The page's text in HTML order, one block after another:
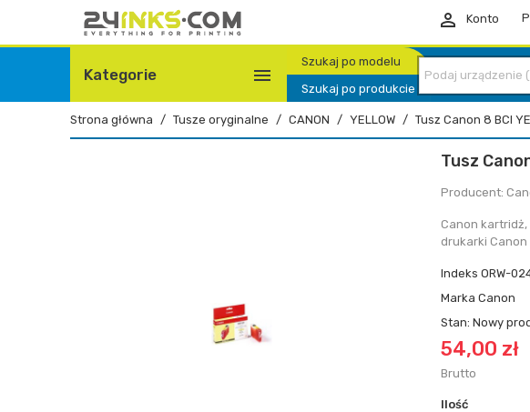
 Konto
Kategorie 
Szukaj po modelu
Szukaj po produkcie
Strona główna Tusze oryginalne CANON YELLOW Tusz Canon 8 BCI
Tusz
Producent:
Canon kartridż,
drukarki Canon
Indeks ORW-
Marka Canon
Stan: Nowy
54,00 zł
Brutto
Ilość